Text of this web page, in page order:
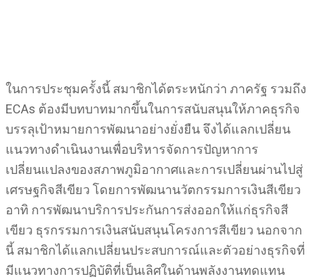
ในการประชุมครั้งนี้ สมาชิกได้ตระหนักว่า ภาครัฐ รวมถึง
ECAs ต้องมีบทบาทมากขึ้นในการสนับสนุนให้ภาคธุรกิจ
บรรลุเป้าหมายการพัฒนาอย่างยั่งยืน จึงได้แลกเปลี่ยน
แนวทางดำเนินงานเพื่อบริหารจัดการปัญหาการ
เปลี่ยนแปลงของสภาพภูมิอากาศและการเปลี่ยนผ่านไปสู่
เศรษฐกิจสีเขียว โดยการพัฒนานวัตกรรมการเงินสีเขียว
อาทิ การพัฒนาบริการประกันการส่งออกให้แก่ธุรกิจสี
เขียว ธุรกรรมการเงินสนับสนุนโครงการสีเขียว นอกจาก
นี้ สมาชิกได้แลกเปลี่ยนประสบการณ์และตัวอย่างธุรกิจที่
มีแนวทางการปฏิบัติที่เป็นเลิศในด้านพลังงานทดแทน